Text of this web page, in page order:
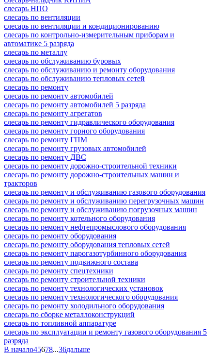
слесарь НПО
слесарь по вентиляции
слесарь по вентиляции и кондиционированию
слесарь по контрольно-измерительным приборам и
автоматике 5 разряда
слесарь по металлу
слесарь по обслуживанию буровых
слесарь по обслуживанию и ремонту оборудования
слесарь по обслуживанию тепловых сетей
слесарь по ремонту
слесарь по ремонту автомобилей
слесарь по ремонту автомобилей 5 разряда
слесарь по ремонту агрегатов
слесарь по ремонту гидравлического оборудования
слесарь по ремонту горного оборудования
слесарь по ремонту ГПМ
слесарь по ремонту грузовых автомобилей
слесарь по ремонту ДВС
слесарь по ремонту дорожно-строительной техники
слесарь по ремонту дорожно-строительных машин и
тракторов
слесарь по ремонту и обслуживанию газового оборудования
слесарь по ремонту и обслуживанию перегрузочных машин
слесарь по ремонту и обслуживанию погрузочных машин
слесарь по ремонту котельного оборудования
слесарь по ремонту нефтепромыслового оборудования
слесарь по ремонту оборудования
слесарь по ремонту оборудования тепловых сетей
слесарь по ремонту парогазотурбинного оборудования
слесарь по ремонту подвижного состава
слесарь по ремонту спецтехники
слесарь по ремонту строительной техники
слесарь по ремонту технологических установок
слесарь по ремонту технологического оборудования
слесарь по ремонту холодильного оборудования
слесарь по сборке металлоконструкций
слесарь по топливной аппаратуре
слесарь по эксплуатации и ремонту газового оборудования 5
разряда
В начало45678...36дальше